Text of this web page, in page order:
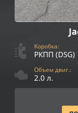
Коробка:
РКПП (DSG)
Объем двиг.:
2.0 л.